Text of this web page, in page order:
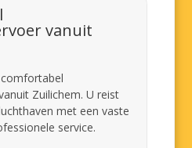
vanuit
Zuilichem. U reist
met een vaste
service.